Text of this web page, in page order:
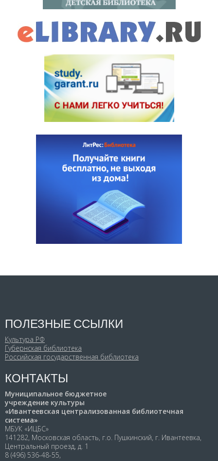
ПОЛЕЗНЫЕ ССЫЛКИ
Культура РФ
Губернская библиотека
Российская государственная библиотека
КОНТАКТЫ
Муниципальное бюджетное
учреждение культуры
«Ивантеевская централизованная библиотечная
система»
МБУК «ИЦБС»
141282, Московская область, г.о. Пушкинский, г. Ивантеевка,
Центральный проезд, д. 1
8 (496) 536-48-55,